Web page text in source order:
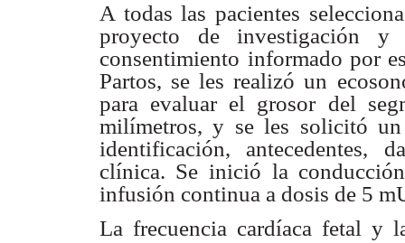
A todas las pacientes
proyecto de investigación y
consentimiento informado por
Partos, se les realizó un
para evaluar el grosor del
milímetros, y se les solicitó
identificación, antecedentes,
clínica. Se inició la
infusión continua a dosis de 5
La frecuencia cardíaca fetal y